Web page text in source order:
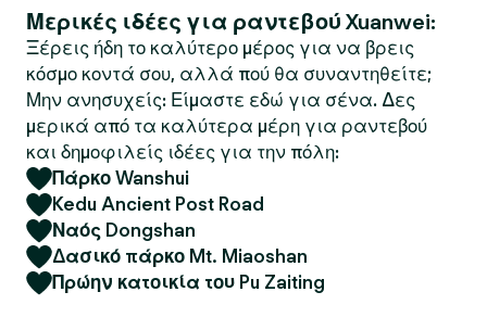
Μερικές ιδέες για ραντεβού Xuanwei:
Ξέρεις ήδη το καλύτερο μέρος για να βρεις
κόσμο κοντά σου, αλλά πού θα συναντηθείτε;
Μην ανησυχείς: Είμαστε εδώ για σένα. Δες
μερικά από τα καλύτερα μέρη για ραντεβού
και δημοφιλείς ιδέες για την πόλη:
Πάρκο Wanshui
Kedu Ancient Post Road
Ναός Dongshan
Δασικό πάρκο Mt. Miaoshan
Πρώην κατοικία του Pu Zaiting